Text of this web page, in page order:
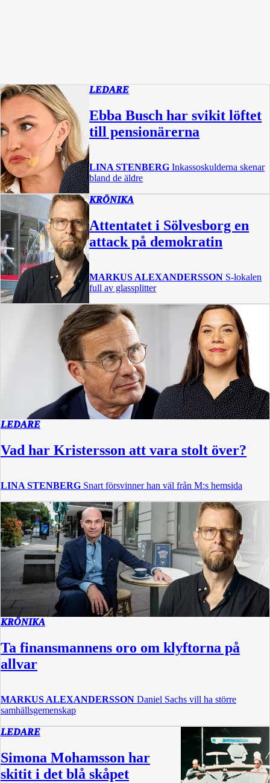
LEDARE
Ebba Busch har svikit löftet
till pensionärerna
LINA STENBERG Inkassoskulderna skenar
bland de äldre
KRÖNIKA
Attentatet i Sölvesborg en
attack på demokratin
MARKUS ALEXANDERSSON S-lokalen
full av glassplitter
LEDARE
Vad har Kristersson att vara stolt över?
LINA STENBERG Snart försvinner han väl från M:s hemsida
KRÖNIKA
Ta finansmannens oro om klyftorna på
allvar
MARKUS ALEXANDERSSON Daniel Sachs vill ha större
samhällsgemenskap
LEDARE
Simona Mohamsson har
skitit i det blå skåpet